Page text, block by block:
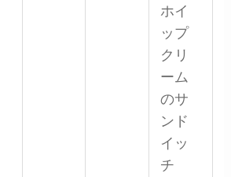
ホイ
ップ
クリ
ーム
のサ
ンド
イッ
チ